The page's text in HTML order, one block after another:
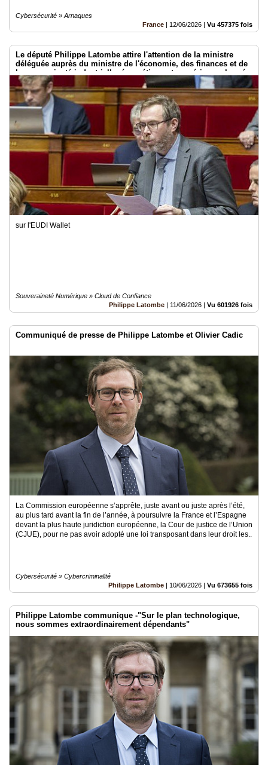
Cybersécurité » Arnaques
France | 12/06/2026 | Vu 457375 fois
Le député Philippe Latombe attire l'attention de la ministre
déléguée auprès du ministre de l'économie, des finances et de
la souveraineté industrielle, énergétique et numérique, chargée
de l'intelligence artificielle et du numérique
sur l'EUDI Wallet
Souveraineté Numérique » Cloud de Confiance
Philippe Latombe | 11/06/2026 | Vu 601926 fois
Communiqué de presse de Philippe Latombe et Olivier Cadic
La Commission européenne s’apprête, juste avant ou juste après l’été,
au plus tard avant la fin de l’année, à poursuivre la France et l’Espagne
devant la plus haute juridiction européenne, la Cour de justice de l’Union
(CJUE), pour ne pas avoir adopté une loi transposant dans leur droit les..
Cybersécurité » Cybercriminalité
Philippe Latombe | 10/06/2026 | Vu 673655 fois
Philippe Latombe communique -"Sur le plan technologique,
nous sommes extraordinairement dépendants"